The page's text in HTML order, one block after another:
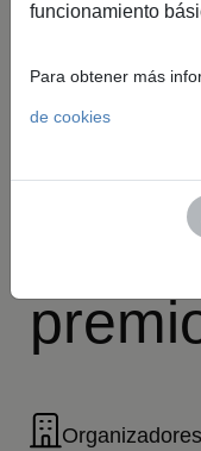
tu
redes
Organizadores
funcionamiento
Para obtener más
de cookies